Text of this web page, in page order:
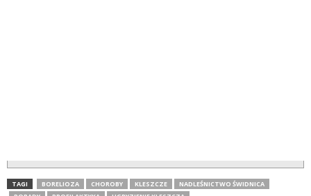
TAGI BORELIOZA CHOROBY KLESZCZE
NADLEŚNICTWO ŚWIDNICA